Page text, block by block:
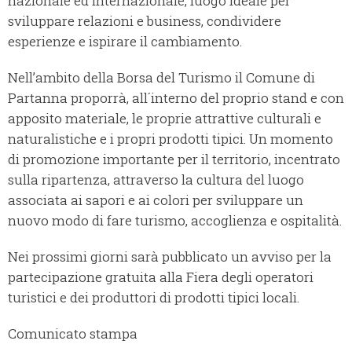
sviluppare relazioni e business, condividere
esperienze e ispirare il cambiamento.
Nell’ambito della Borsa del Turismo il Comune di
Partanna proporrà, all´interno del proprio stand e con
apposito materiale, le proprie attrattive culturali e
naturalistiche e i propri prodotti tipici. Un momento
di promozione importante per il territorio, incentrato
sulla ripartenza, attraverso la cultura del luogo
associata ai sapori e ai colori per sviluppare un
nuovo modo di fare turismo, accoglienza e ospitalità.
Nei prossimi giorni sarà pubblicato un avviso per la
partecipazione gratuita alla Fiera degli operatori
turistici e dei produttori di prodotti tipici locali.
Comunicato stampa